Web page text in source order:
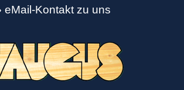
eMail-Kontakt zu uns